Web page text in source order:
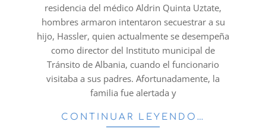
residencia del médico Aldrin Quinta Uztate,
hombres armaron intentaron secuestrar a su
hijo, Hassler, quien actualmente se desempeña
como director del Instituto municipal de
Tránsito de Albania, cuando el funcionario
visitaba a sus padres. Afortunadamente, la
familia fue alertada y
CONTINUAR LEYENDO…